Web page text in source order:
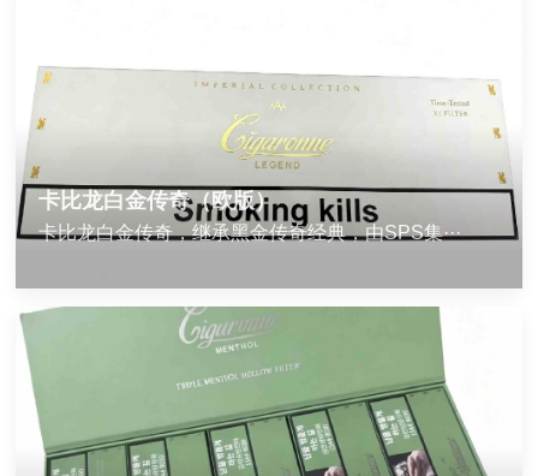
卡比龙白金传奇（欧版）
卡比龙白金传奇，继承黑金传奇经典，由SPS集···